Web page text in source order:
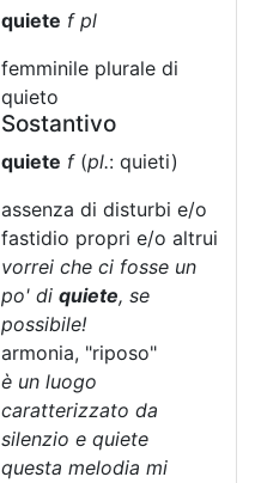
quiete f pl
femminile plurale di
quieto
Sostantivo
quiete f(pl.: quieti)
assenza di disturbi e/o
fastidio propri e/o altrui
vorrei che ci fosse un
po' di quiete, se
possibile!
armonia, "riposo"
è un luogo
caratterizzato da
silenzio e quiete
questa melodia mi